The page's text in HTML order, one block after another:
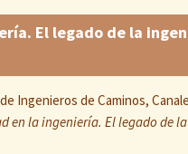
El legado de la
Ingenieros de Caminos,
en la ingeniería. El legado de